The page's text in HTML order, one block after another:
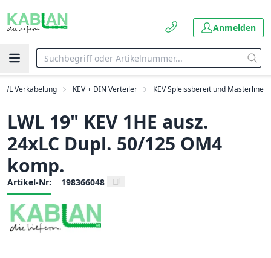
Anmelden
Verkabelung KEV + DIN Verteiler KEV Spleissbereit und Masterline
LWL 19" KEV 1HE ausz.
24xLC Dupl. 50/125 OM4
komp.
Artikel-Nr: 198366048